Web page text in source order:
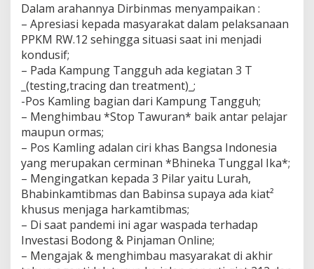
Dalam arahannya Dirbinmas menyampaikan :
– Apresiasi kepada masyarakat dalam pelaksanaan
PPKM RW.12 sehingga situasi saat ini menjadi
kondusif;
– Pada Kampung Tangguh ada kegiatan 3 T
_(testing,tracing dan treatment)_;
-Pos Kamling bagian dari Kampung Tangguh;
– Menghimbau *Stop Tawuran* baik antar pelajar
maupun ormas;
– Pos Kamling adalan ciri khas Bangsa Indonesia
yang merupakan cerminan *Bhineka Tunggal Ika*;
– Mengingatkan kepada 3 Pilar yaitu Lurah,
Bhabinkamtibmas dan Babinsa supaya ada kiat²
khusus menjaga harkamtibmas;
– Di saat pandemi ini agar waspada terhadap
Investasi Bodong & Pinjaman Online;
– Mengajak & menghimbau masyarakat di akhir